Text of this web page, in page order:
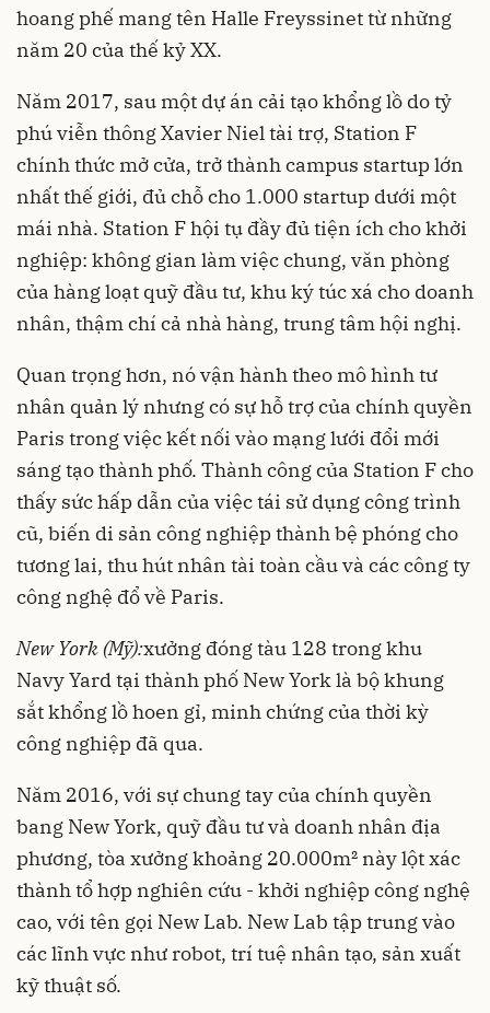
hoang phế mang tên Halle Freyssinet từ những
năm 20 của thế kỷ XX.
Năm 2017, sau một dự án cải tạo khổng lồ do tỷ
phú viễn thông Xavier Niel tài trợ, Station F
chính thức mở cửa, trở thành campus startup lớn
nhất thế giới, đủ chỗ cho 1.000 startup dưới một
mái nhà. Station F hội tụ đầy đủ tiện ích cho khởi
nghiệp: không gian làm việc chung, văn phòng
của hàng loạt quỹ đầu tư, khu ký túc xá cho doanh
nhân, thậm chí cả nhà hàng, trung tâm hội nghị.
Quan trọng hơn, nó vận hành theo mô hình tư
nhân quản lý nhưng có sự hỗ trợ của chính quyền
Paris trong việc kết nối vào mạng lưới đổi mới
sáng tạo thành phố. Thành công của Station F cho
thấy sức hấp dẫn của việc tái sử dụng công trình
cũ, biến di sản công nghiệp thành bệ phóng cho
tương lai, thu hút nhân tài toàn cầu và các công ty
công nghệ đổ về Paris.
New York (Mỹ):xưởng đóng tàu 128 trong khu
Navy Yard tại thành phố New York là bộ khung
sắt khổng lồ hoen gỉ, minh chứng của thời kỳ
công nghiệp đã qua.
Năm 2016, với sự chung tay của chính quyền
bang New York, quỹ đầu tư và doanh nhân địa
phương, tòa xưởng khoảng 20.000m² này lột xác
thành tổ hợp nghiên cứu - khởi nghiệp công nghệ
cao, với tên gọi New Lab. New Lab tập trung vào
các lĩnh vực như robot, trí tuệ nhân tạo, sản xuất
kỹ thuật số.